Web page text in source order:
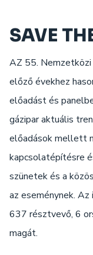
SAVE
AZ 55.
előző évekhez
előadást és
gázipar aktuális
előadások mellett
kapcsolatépítésre
szünetek és a
az eseménynek.
637 résztvevő, 6
magát.